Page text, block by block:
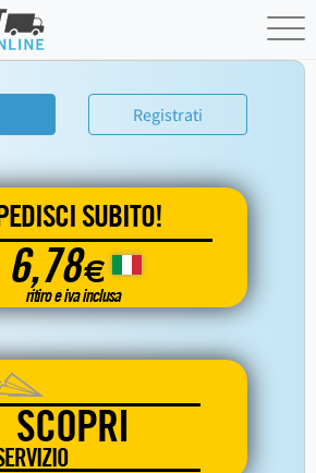
Registrati
SUBITO!
6,78€
ritiro e iva inclusa
SCOPRI